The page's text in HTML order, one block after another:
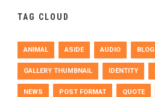
TAG CLOUD
ANIMAL ASIDE AUDIO BLOG
GALLERY THUMBNAIL IDENTITY
NEWS POST FORMAT QUOTE